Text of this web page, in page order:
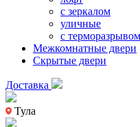
с зеркалом
уличные
с терморазрывом
Межкомнатные двери
Скрытые двери
Доставка
Тула